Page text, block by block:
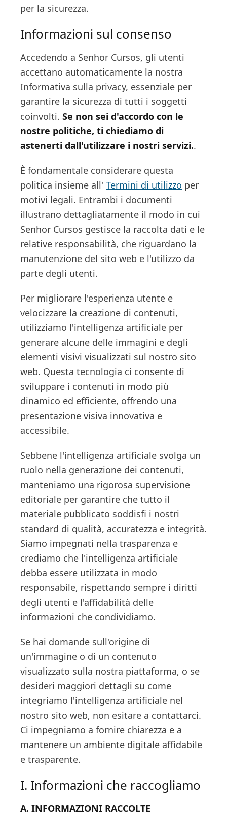
per la sicurezza.
Informazioni sul consenso
Accedendo a Senhor Cursos, gli utenti
accettano automaticamente la nostra
Informativa sulla privacy, essenziale per
garantire la sicurezza di tutti i soggetti
coinvolti. Se non sei d'accordo con le
nostre politiche, ti chiediamo di
astenerti dall'utilizzare i nostri servizi..
È fondamentale considerare questa
politica insieme all' Termini di utilizzo per
motivi legali. Entrambi i documenti
illustrano dettagliatamente il modo in cui
Senhor Cursos gestisce la raccolta dati e le
relative responsabilità, che riguardano la
manutenzione del sito web e l'utilizzo da
parte degli utenti.
Per migliorare l'esperienza utente e
velocizzare la creazione di contenuti,
utilizziamo l'intelligenza artificiale per
generare alcune delle immagini e degli
elementi visivi visualizzati sul nostro sito
web. Questa tecnologia ci consente di
sviluppare i contenuti in modo più
dinamico ed efficiente, offrendo una
presentazione visiva innovativa e
accessibile.
Sebbene l'intelligenza artificiale svolga un
ruolo nella generazione dei contenuti,
manteniamo una rigorosa supervisione
editoriale per garantire che tutto il
materiale pubblicato soddisfi i nostri
standard di qualità, accuratezza e integrità.
Siamo impegnati nella trasparenza e
crediamo che l'intelligenza artificiale
debba essere utilizzata in modo
responsabile, rispettando sempre i diritti
degli utenti e l'affidabilità delle
informazioni che condividiamo.
Se hai domande sull'origine di
un'immagine o di un contenuto
visualizzato sulla nostra piattaforma, o se
desideri maggiori dettagli su come
integriamo l'intelligenza artificiale nel
nostro sito web, non esitare a contattarci.
Ci impegniamo a fornire chiarezza e a
mantenere un ambiente digitale affidabile
e trasparente.
I. Informazioni che raccogliamo
A. INFORMAZIONI RACCOLTE